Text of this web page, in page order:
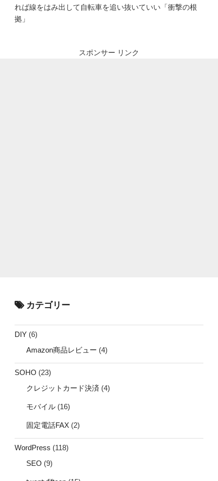
れば線をはみ出して自転車を追い抜いていい「衝撃の根
拠」
スポンサー リンク
カテゴリー
DIY (6)
Amazon商品レビュー (4)
SOHO (23)
クレジットカード決済 (4)
モバイル (16)
固定電話FAX (2)
WordPress (118)
SEO (9)